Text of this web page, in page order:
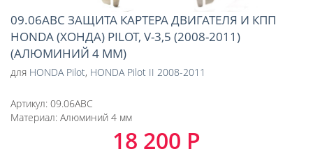
09.06ABC ЗАЩИТА КАРТЕРА ДВИГАТЕЛЯ И КПП
HONDA (ХОНДА) PILOT, V-3,5 (2008-2011)
(АЛЮМИНИЙ 4 ММ)
для HONDA Pilot, HONDA Pilot II 2008-2011
Артикул: 09.06ABC
Материал: Алюминий 4 мм
18 200 Р